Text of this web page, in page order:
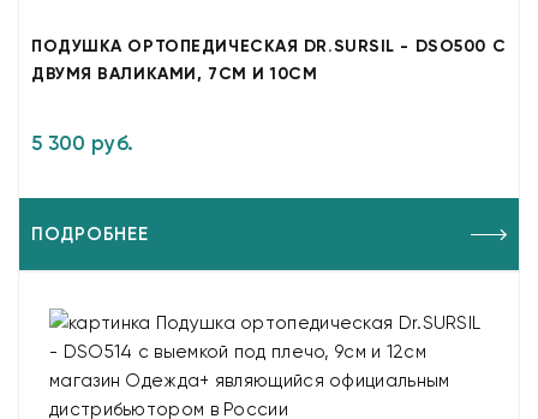
ПОДУШКА ОРТОПЕДИЧЕСКАЯ DR.SURSIL - DSO500 С
ДВУМЯ ВАЛИКАМИ, 7СМ И 10СМ
5 300 руб.
ПОДРОБНЕЕ